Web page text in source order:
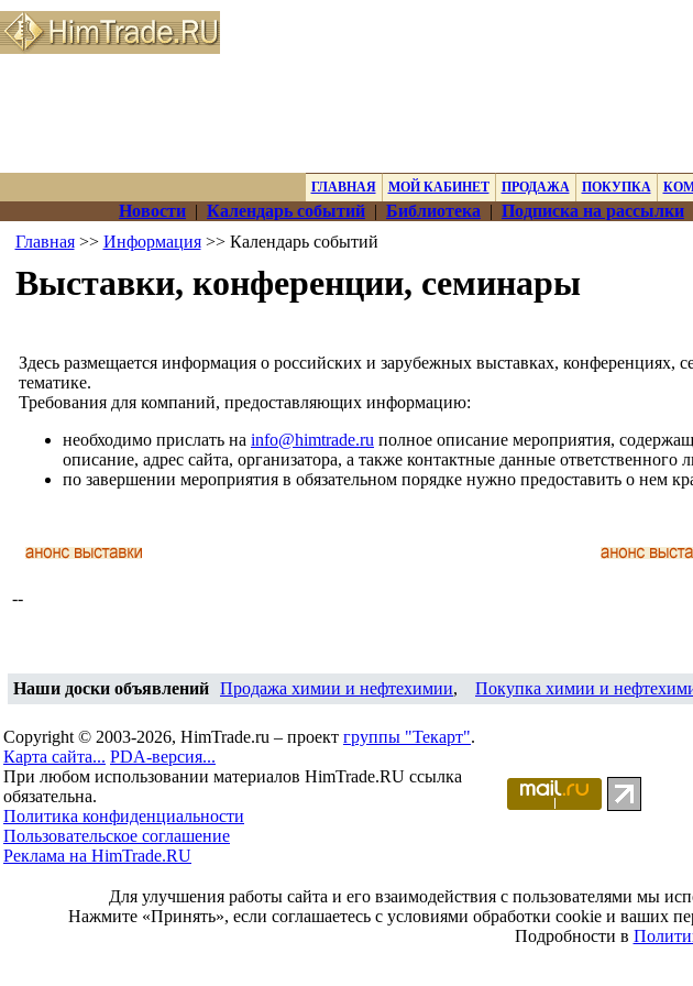
ГЛАВНАЯ МОЙ КАБИНЕТ ПРОДАЖА ПОКУПКА
Новости | Календарь событий | Библиотека | Подписка на рассылки
Главная>> Информация>> Календарь событий
Выставки, конференции, семинары
Здесь размещается информация о российских и зарубежных выставках,
тематике.
Требования для компаний, предоставляющих информацию:
необходимо прислать на info@himtrade.ru полное описание мероприятия,
описание, адрес сайта, организатора, а также контактные данные ответственного
по завершении мероприятия в обязательном порядке нужно предоставить о нем
--
Наши доски объявлений Продажа химии и нефтехимии, Покупка химии и
Copyright © 2003-2026, HimTrade.ru – проект группы "Текарт".
Карта сайта... PDA-версия...
При любом использовании материалов HimTrade.RU ссылка
обязательна.
Политика конфиденциальности
Пользовательское соглашение
Реклама на HimTrade.RU
Для улучшения работы сайта и его взаимодействия с пользователями мы
Нажмите «Принять», если соглашаетесь с условиями обработки cookie и ваших
Подробности в